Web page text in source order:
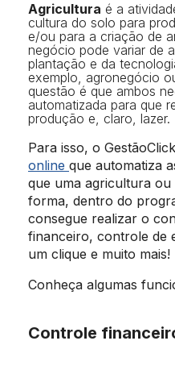
Agricultura é a
cultura do solo para
e/ou para a criação de
negócio pode variar de
plantação e da
exemplo, agronegócio
questão é que ambos
automatizada para que
produção e, claro, lazer.
Para isso, o
online que automatiza
que uma agricultura
forma, dentro do
consegue realizar o
financeiro, controle de
um clique e muito mais!
Conheça algumas
Controle